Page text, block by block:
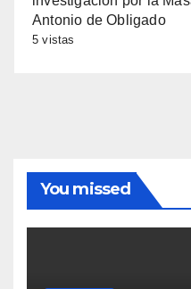
Antonio de Obligado
5 vistas
You missed